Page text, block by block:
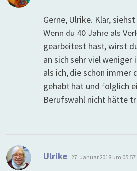
Gerne, Ulrike. Klar,
Wenn du 40 Jahre als
gearbeitest hast, wirst
an sich sehr viel weniger
als ich, die schon immer
gehabt hat und folglich
Berufswahl nicht hätte
Ulrike sagt:
27. Januar 2018 um 05:57